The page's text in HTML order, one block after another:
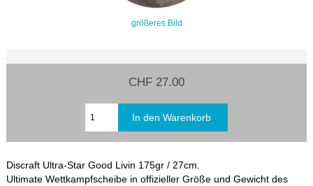
größeres Bild
CHF 27.00
Discraft Ultra-Star Good Livin 175gr / 27cm.
Ultimate Wettkampfscheibe in offizieller Größe und Gewicht des